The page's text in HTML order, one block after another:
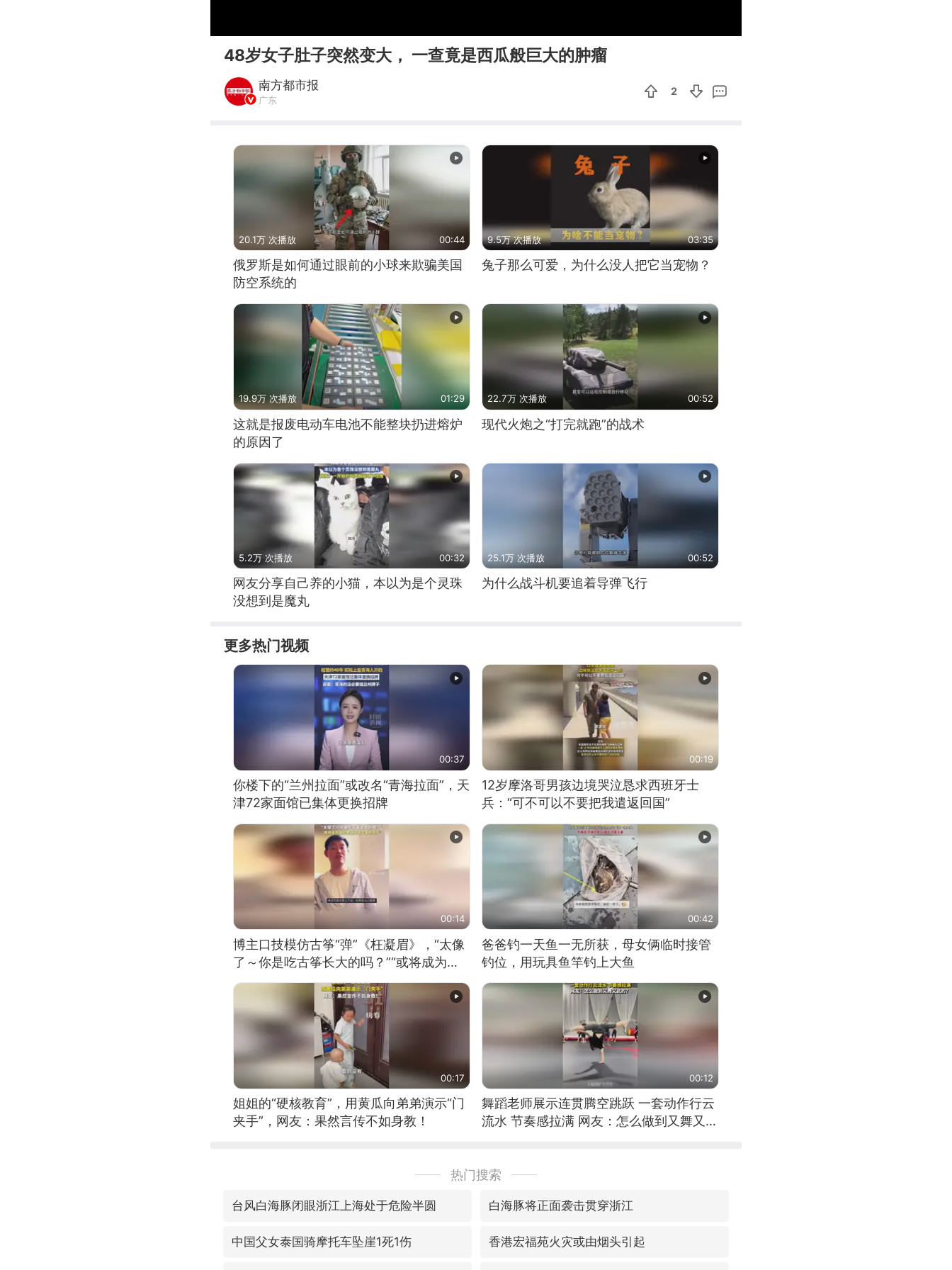
48岁女子肚子突然变大， 一查竟是西瓜般巨大的肿瘤
南方都市报
广东
2
20.1万 次播放 00:44
俄罗斯是如何通过眼前的小球来欺骗美国
防空系统的
9.5万 次播放 03:35
兔子那么可爱，为什么没人把它当宠物？
19.9万 次播放 01:29
这就是报废电动车电池不能整块扔进熔炉
的原因了
22.7万 次播放 00:52
现代火炮之“打完就跑”的战术
5.2万 次播放 00:32
网友分享自己养的小猫，本以为是个灵珠
没想到是魔丸
25.1万 次播放 00:52
为什么战斗机要追着导弹飞行
更多热门视频
00:37
你楼下的“兰州拉面”或改名“青海拉面”，天
津72家面馆已集体更换招牌
00:19
12岁摩洛哥男孩边境哭泣恳求西班牙士
兵：“可不可以不要把我遣返回国”
00:14
博主口技模仿古筝“弹”《枉凝眉》，“太像
了～你是吃古筝长大的吗？”“或将成为首
位考级不带古筝的选手。”（来源：新华每
00:42
爸爸钓一天鱼一无所获，母女俩临时接管
钓位，用玩具鱼竿钓上大鱼
00:17
姐姐的“硬核教育”，用黄瓜向弟弟演示“门
夹手”，网友：果然言传不如身教！
00:12
舞蹈老师展示连贯腾空跳跃 一套动作行云
流水 节奏感拉满 网友：怎么做到又舞又武
热门搜索
台风白海豚闭眼浙江上海处于危险半圆 白海豚将正面袭击贯穿浙江
中国父女泰国骑摩托车坠崖1死1伤 香港宏福苑火灾或由烟头引起